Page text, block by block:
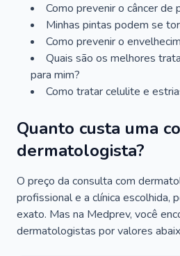
Como prevenir o câncer de
Minhas pintas podem se
Como prevenir o
Quais são os melhores
para mim?
Como tratar celulite e
Quanto custa uma
dermatologista?
O preço da consulta com
profissional e a clínica escolhida,
exato. Mas na Medprev, você
dermatologistas por valores